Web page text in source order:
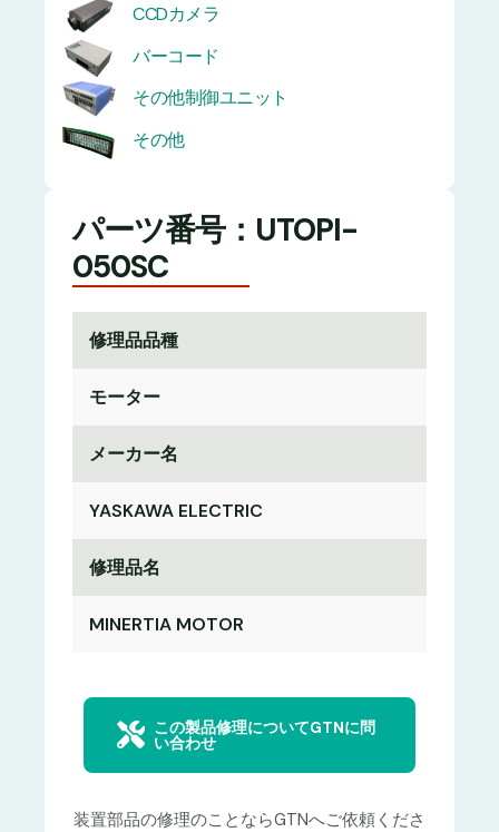
CCDカメラ
バーコード
その他制御ユニット
その他
パーツ番号：UTOPI-
050SC
修理品品種
モーター
メーカー名
YASKAWA ELECTRIC
修理品名
MINERTIA MOTOR
この製品修理についてGTNに問
い合わせ
装置部品の修理のことならGTNへご依頼くださ